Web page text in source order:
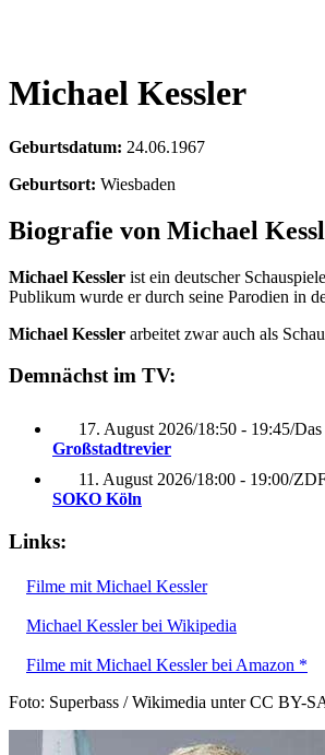
Michael Kessler
Geburtsdatum: 24.06.1967
Geburtsort: Wiesbaden
Biografie von Michael
Michael Kessler ist ein deutscher
Publikum wurde er durch seine Parodien in
Michael Kessler arbeitet zwar auch als
Demnächst im TV:
17. August 2026/18:50 - 19:45/Das
Großstadtrevier
11. August 2026/18:00 - 19:00/
SOKO Köln
Links:
Filme mit Michael Kessler
Michael Kessler bei Wikipedia
Filme mit Michael Kessler bei Amazon *
Foto: Superbass / Wikimedia unter CC BY-